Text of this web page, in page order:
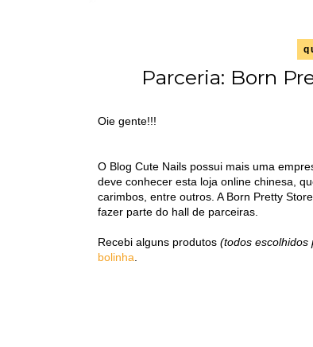
Parceria: Born
Oie gente!!!
O Blog Cute Nails possui mais uma
deve conhecer esta loja online chinesa,
carimbos, entre outros. A Born Pretty
fazer parte do hall de parceiras.
Recebi alguns produtos (todos escolhidos
bolinha